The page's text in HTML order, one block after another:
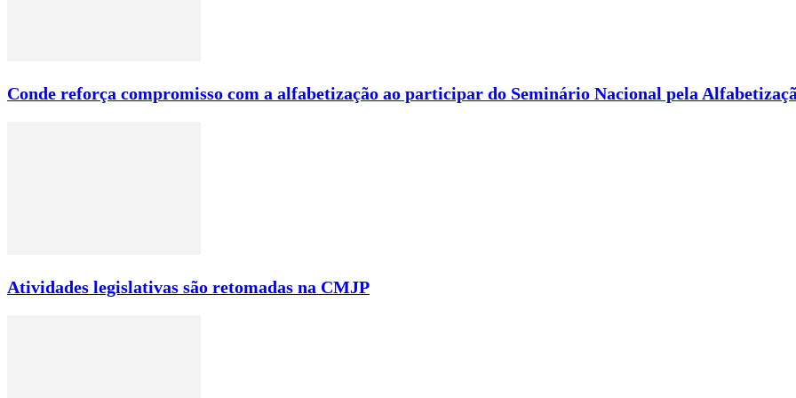
Conde reforça compromisso com a alfabetização ao participar do Seminário Nacional pela
Atividades legislativas são retomadas na CMJP